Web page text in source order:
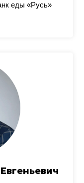
еды «Русь»